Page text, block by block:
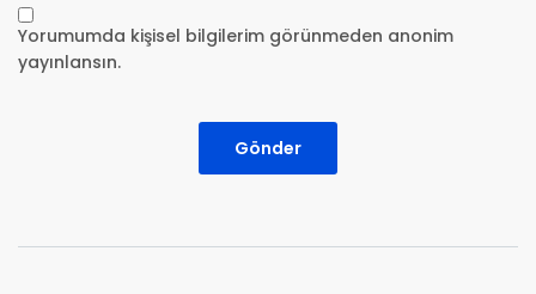
Yorumumda kişisel bilgilerim görünmeden anonim
yayınlansın.
Gönder